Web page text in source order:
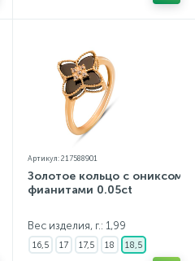
Артикул: 217588901
Золотое кольцо с ониксом,
фианитами 0.05ct
Вес изделия, г.: 1,99
16,5 17 17,5 18 18,5